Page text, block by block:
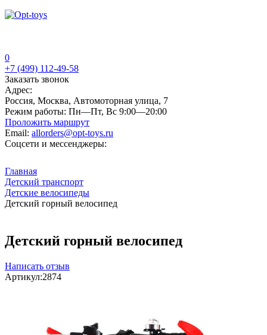
0
+7 (499) 112-49-58
Заказать звонок
Адрес:
Россия, Москва, Автомоторная улица, 7
Режим работы: Пн—Пт, Вс 9:00—20:00
Проложить маршрут
Email: allorders@opt-toys.ru
Соцсети и мессенджеры:
Главная
Детский транспорт
Детские велосипеды
Детский горный велосипед
Детский горный велосипед
Написать отзыв
Артикул:2874